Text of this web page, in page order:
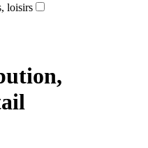
loisirs